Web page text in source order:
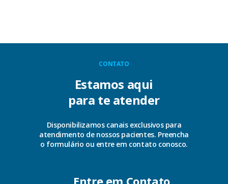
CONTATO
Estamos aqui
para te atender
Disponibilizamos canais exclusivos para
atendimento de nossos pacientes. Preencha
o formulário ou entre em contato conosco.
Entre em Contato